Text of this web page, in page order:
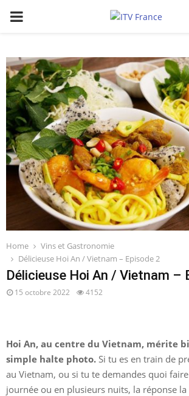
PRIMARY
Home
Vins et Gastronomie
Délicieuse Hoi An / Vietnam – Episode 2
Délicieuse Hoi An / Vietnam –
15 octobre 2022 4152
Hoi An, au centre du Vietnam, mérite
simple halte photo. Si tu es en train de
au Vietnam, ou si tu te demandes quoi
journée ou en plusieurs nuits, la réponse